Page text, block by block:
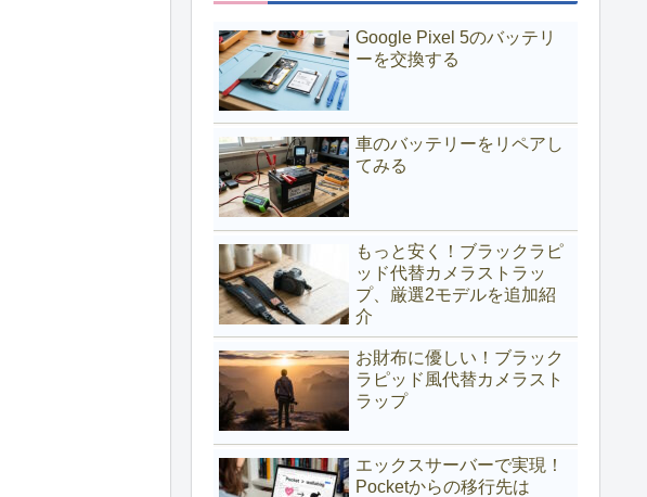
Google Pixel 5のバッテリ
ーを交換する
車のバッテリーをリペアし
てみる
もっと安く！ブラックラピ
ッド代替カメラストラッ
プ、厳選2モデルを追加紹
介
お財布に優しい！ブラック
ラピッド風代替カメラスト
ラップ
エックスサーバーで実現！
Pocketからの移行先は